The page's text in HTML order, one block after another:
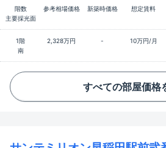
階数 参考相場価格 新築時価格 想定賃料
主要採光面
1階 2,328万円 - 10万円/月
南
すべての部屋価格